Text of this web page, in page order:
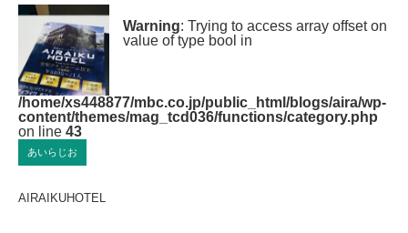
Warning: Trying to access array offset on
value of type bool in
/home/xs448877/mbc.co.jp/public_html/blogs/aira/wp-
content/themes/mag_tcd036/functions/category.php
on line 43
あいらじお
AIRAIKUHOTEL